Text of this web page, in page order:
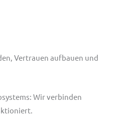
Vertrauen aufbauen und
Wir verbinden